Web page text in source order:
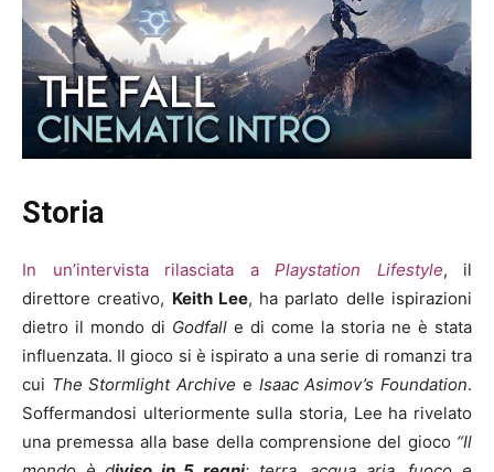
Storia
In un’intervista rilasciata a Playstation Lifestyle, il
direttore creativo, Keith Lee, ha parlato delle ispirazioni
dietro il mondo di Godfall e di come la storia ne è stata
influenzata. Il gioco si è ispirato a una serie di romanzi tra
cui The Stormlight Archive e Isaac Asimov’s Foundation.
Soffermandosi ulteriormente sulla storia, Lee ha rivelato
una premessa alla base della comprensione del gioco “Il